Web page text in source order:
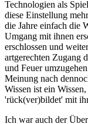
Technologien als
diese Einstellung
die Jahre einfach die
Umgang mit ihnen
erschlossen und
artgerechten Zugang
und Feuer
Meinung nach
Wissen ist ein
'rück(ver)bildet' mit
Ich war auch der